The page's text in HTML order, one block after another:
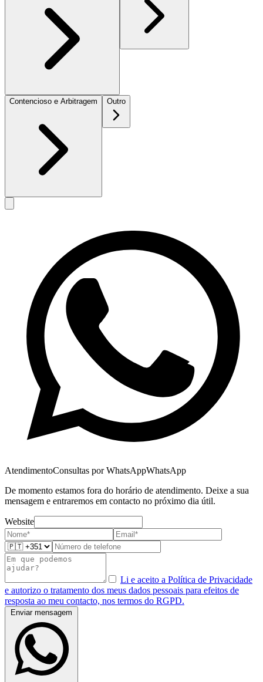
Contencioso e Arbitragem Outro
AtendimentoConsultas por WhatsAppWhatsApp
De momento estamos fora do horário de atendimento. Deixe a sua
mensagem e entraremos em contacto no próximo dia útil.
Website
Li e aceito a Política de Privacidade
e autorizo o tratamento dos meus dados pessoais para efeitos de
resposta ao meu contacto, nos termos do RGPD.